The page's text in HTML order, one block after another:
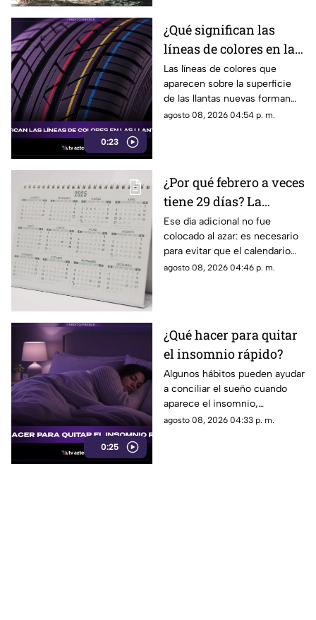
0:23
¿Qué significan las
líneas de colores en las
llantas nuevas?
Las líneas de colores que
aparecen sobre la superficie
de las llantas nuevas forman
parte del proceso de
agosto 08, 2026 04:54 p. m.
¿Por qué febrero a veces
tiene 29 días? La
curiosa razón detrás de
los años bisiestos
Ese día adicional no fue
colocado al azar: es necesario
para evitar que el calendario
pierda sincronía con las
agosto 08, 2026 04:46 p. m.
0:25
¿Qué hacer para quitar
el insomnio rápido?
Algunos hábitos pueden ayudar
a conciliar el sueño cuando
aparece el insomnio,
especialmente reducir la
agosto 08, 2026 04:33 p. m.